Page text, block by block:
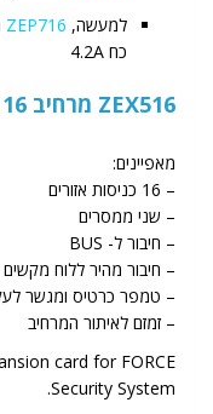
למעשה, ZEP716
כח 4.2A
ZEX516 מרחיב 16 אזורים חיצוני
מאפיינים:
– 16 כניסות אזורים
– שני ממסרים
– חיבור ל- BUS
– חיבור מהיר ללוח
– טמפר כרטיס ומגשר
– זמזם לאיתור המרחיב
card for FORCE
Security System.